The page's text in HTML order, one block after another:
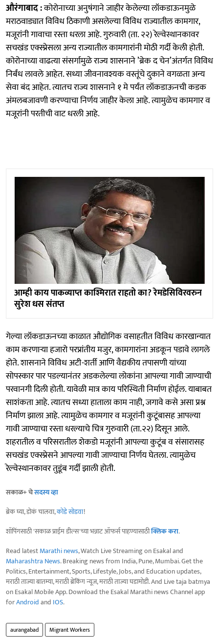
औरंगाबाद :कोरोनाच्या अनुषंगाने जाहीर केलेल्या लॉकडाऊनमुळे
मराठवाड्यात विविध ठिकाणी असलेल्या विविध राज्यातील कामगार,
मजूरांनी गावाचा रस्ता धरला आहे. गुरुवारी (ता. २२) रेल्वेस्थानकावर
सचखंड एक्स्प्रेसला अन्य राज्यातील कामगारांनी मोठी गर्दी केली होती.
कोरोनाच्या वाढत्या संसर्गामुळे राज्य शासनाने ’ब्रेक द चेन’अंतर्गत विविध
निर्बंध लावले आहेत. सध्या जीवनावश्यक वस्तूंचे दुकाने वगळता अन्य
सेवा बंद आहेत. त्यातच राज्य शासनाने १ मे पर्यंत लॉकडाऊनची कडक
अंमलबजावणी करण्याचा निर्णय जाहीर केला आहे. त्यामुळेच कामगार व
मजूरांनी परतीची वाट धरली आहे.
आम्ही काय पाकव्याप्त काश्मिरात राहतो का? रेमडेसिविरवरुन
सुरेश धस संतप्त
गेल्या लॉकडाऊनच्या काळात औद्योगिक वसाहतीत विविध कारखान्यात
काम करणाऱ्या हजारो परप्रांतीय मजुर, कामगारांना अडकून पडावे लागले
होते. शासनाने विविध अटी-शर्ती आणि वैद्यकीय तपासणी यांच्या
सोपस्कार पार पडल्यानंतर अडकलेल्या लोकांना आपल्या गावी जाण्याची
परवानगी दिली होती. यावेळी मात्र काय परिस्थिती निर्माण होईल. याबाबत
साशंकता आहे. त्यातच सध्या हाताला काम नाही, जगावे कसे असा प्रश्न
निर्माण झाला आहे. त्यामुळेच कामगार व मजूरांनी कुटूंबासह आपल्या
गावी जाण्याचा रस्ता धरल्याचे चित्र गुरुवारी (ता.२२) दिसून आले.
शहरातील व परिसरातील शेकडो मजूरांनी आपल्या कुटूंब व संसारासह
सचखंड एक्स्प्रेसने आपल्या गावी जाण्याचा निर्णय घेतला. त्यामुळेच
रेल्वेस्थानकावर तुडूंब गर्दी झाली होती.
सकाळ+ चेसदस्य व्हा
ब्रेक घ्या, डोकं चालवा,कोडे सोडवा!
शॉपिंगसाठी 'सकाळ प्राईम डील्स'च्या भन्नाट ऑफर्स पाहण्यासाठीक्लिक करा.
Read latestMarathi news, Watch Live Streaming on Esakal and
Maharashtra News. Breaking news from India, Pune, Mumbai. Get the
Politics, Entertainment, Sports, Lifestyle, Jobs, and Education updates,
मराठी ताज्या बातम्या, मराठी ब्रेकिंग न्यूज, मराठी ताज्या घडामोडी. And Live taja batmya
on Esakal Mobile App. Download the Esakal Marathi news Channel app
forAndroidand IOS.
aurangabad Migrant Workers